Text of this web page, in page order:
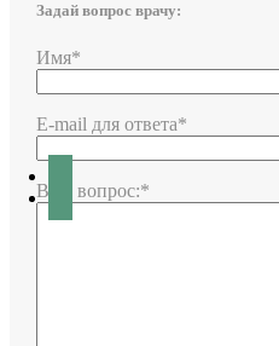
Задай вопрос врачу:
Имя*
E-mail для ответа*
Ваш вопрос:*